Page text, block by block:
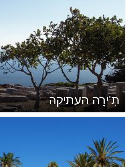
תִ'ירָה העתיקה